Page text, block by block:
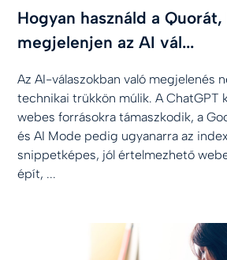
Hogyan használd a
megjelenjen az AI vál...
Az AI-válaszokban való megjelenés
technikai trükkön múlik. A ChatGPT
webes forrásokra támaszkodik, a
és AI Mode pedig ugyanarra az
snippetképes, jól értelmezhető
épít, ...